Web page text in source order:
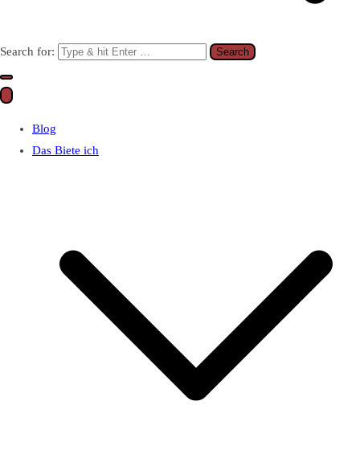
Search for:
Blog
Das Biete ich